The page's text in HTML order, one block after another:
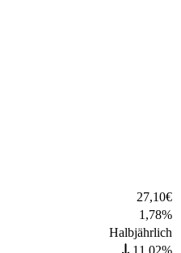
27,10€
1,78%
Halbjährlich